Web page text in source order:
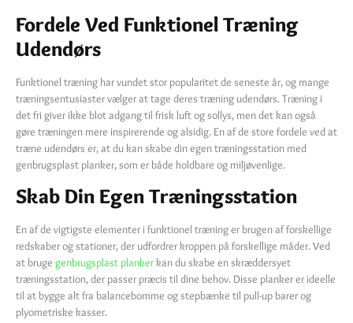
Fordele Ved Funktionel Træning
Udendørs
Funktionel træning har vundet stor popularitet de seneste år, og mange
træningsentusiaster vælger at tage deres træning udendørs. Træning i
det fri giver ikke blot adgang til frisk luft og sollys, men det kan også
gøre træningen mere inspirerende og alsidig. En af de store fordele ved at
træne udendørs er, at du kan skabe din egen træningsstation med
genbrugsplast planker, som er både holdbare og miljøvenlige.
Skab Din Egen Træningsstation
En af de vigtigste elementer i funktionel træning er brugen af forskellige
redskaber og stationer, der udfordrer kroppen på forskellige måder. Ved
at bruge genbrugsplast planker kan du skabe en skræddersyet
træningsstation, der passer præcis til dine behov. Disse planker er ideelle
til at bygge alt fra balancebomme og stepbænke til pull-up barer og
plyometriske kasser.